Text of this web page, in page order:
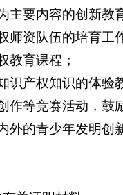
主要内容的创新教
师资队伍的培育工
教育课程；
识产权知识的体验
作等竞赛活动，
外的青少年发明创